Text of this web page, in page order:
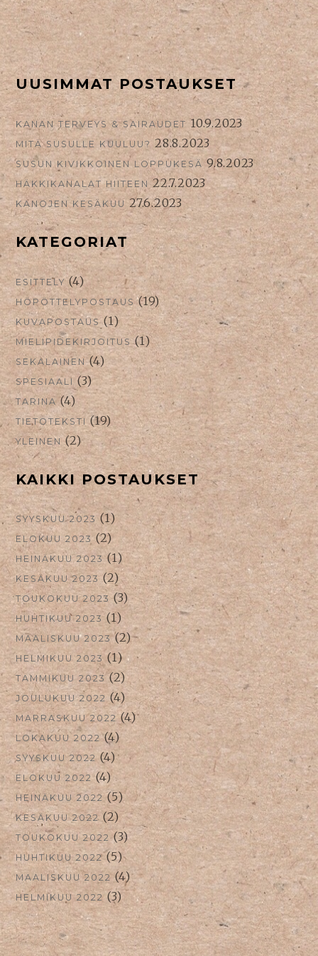
SIVUPALKKI
ALHAALLA
UUSIMMAT POSTAUKSET
KANAN TERVEYS & SAIRAUDET 10.9.2023
MITÄ SUSULLE KUULUU? 28.8.2023
SUSUN KIVIKKOINEN LOPPUKESÄ 9.8.2023
HÄKKIKANALAT HIITEEN 22.7.2023
KANOJEN KESÄKUU 27.6.2023
KATEGORIAT
ESITTELY(4)
HÖPÖTTELYPOSTAUS (19)
KUVAPOSTAUS(1)
MIELIPIDEKIRJOITUS(1)
SEKALAINEN(4)
SPESIAALI (3)
TARINA (4)
TIETOTEKSTI (19)
YLEINEN (2)
KAIKKI POSTAUKSET
SYYSKUU 2023 (1)
ELOKUU 2023(2)
HEINÄKUU 2023 (1)
KESÄKUU 2023 (2)
TOUKOKUU 2023 (3)
HUHTIKUU 2023(1)
MAALISKUU 2023(2)
HELMIKUU 2023 (1)
TAMMIKUU 2023 (2)
JOULUKUU 2022 (4)
MARRASKUU 2022(4)
LOKAKUU 2022 (4)
SYYSKUU 2022 (4)
ELOKUU 2022(4)
HEINÄKUU 2022 (5)
KESÄKUU 2022 (2)
TOUKOKUU 2022 (3)
HUHTIKUU 2022(5)
MAALISKUU 2022 (4)
HELMIKUU 2022 (3)